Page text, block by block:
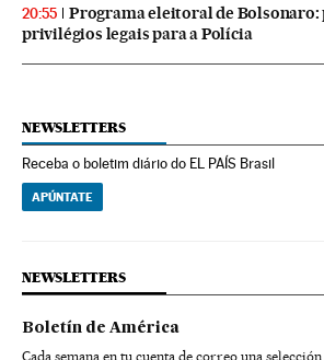
20:55
Programa eleitoral de Bolsonaro:
privilégios legais para a Polícia
NEWSLETTERS
Receba o boletim diário do EL PAÍS Brasil
APÚNTATE
NEWSLETTERS
Boletín de América
Cada semana en tu cuenta de correo una